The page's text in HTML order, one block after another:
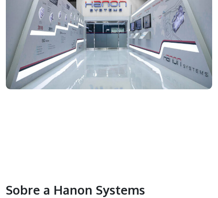
Sobre a Hanon Systems